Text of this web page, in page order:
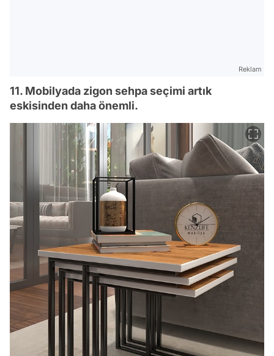
Reklam
11. Mobilyada zigon sehpa seçimi artık
eskisinden daha önemli.